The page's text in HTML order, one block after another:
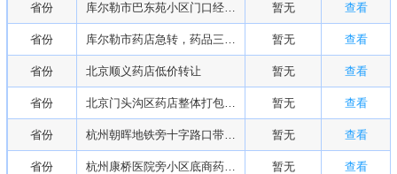
省份 库尔勒市巴东苑小区门口经营6年药店转让 暂无 查看
省份 库尔勒市药店急转，药品三到五折低价处理 暂无 查看
省份 北京顺义药店低价转让 暂无 查看
省份 北京门头沟区药店整体打包转让 暂无 查看
省份 杭州朝晖地铁旁十字路口带医保多年药店转让 暂无 查看
省份 杭州康桥医院旁小区底商药店转让 暂无 查看